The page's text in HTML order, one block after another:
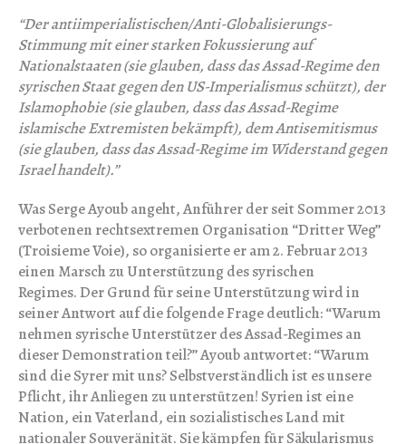
“Der antiimperialistischen/Anti-Globalisierungs-
Stimmung mit einer starken Fokussierung auf
Nationalstaaten (sie glauben, dass das Assad-Regime den
syrischen Staat gegen den US-Imperialismus schützt), der
Islamophobie (sie glauben, dass das Assad-Regime
islamische Extremisten bekämpft), dem Antisemitismus
(sie glauben, dass das Assad-Regime im Widerstand gegen
Israel handelt).”
Was Serge Ayoub angeht, Anführer der seit Sommer 2013
verbotenen rechtsextremen Organisation “Dritter Weg”
(Troisieme Voie), so organisierte er am 2. Februar 2013
einen Marsch zu Unterstützung des syrischen
Regimes. Der Grund für seine Unterstützung wird in
seiner Antwort auf die folgende Frage deutlich: “Warum
nehmen syrische Unterstützer des Assad-Regimes an
dieser Demonstration teil?” Ayoub antwortet: “Warum
sind die Syrer mit uns? Selbstverständlich ist es unsere
Pflicht, ihr Anliegen zu unterstützen! Syrien ist eine
Nation, ein Vaterland, ein sozialistisches Land mit
nationaler Souveränität. Sie kämpfen für Säkularismus